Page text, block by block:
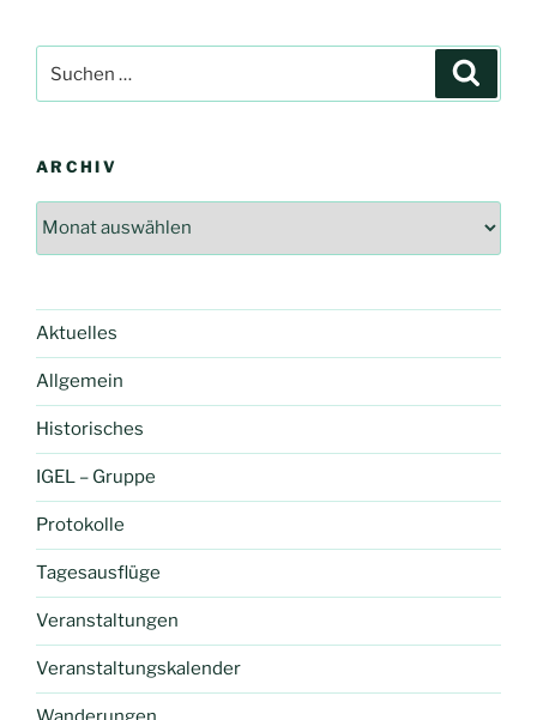
nach:
ARCHIV
Archiv
Aktuelles
Allgemein
Historisches
IGEL – Gruppe
Protokolle
Tagesausflüge
Veranstaltungen
Veranstaltungskalender